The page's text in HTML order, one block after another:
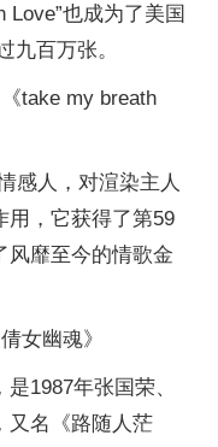
Love”也成为了美国
九百万张。
take my breath
感人，对渲染主人
用，它获得了第59
风靡至今的情歌金
女幽魂》
1987年张国荣、
又名《路随人茫